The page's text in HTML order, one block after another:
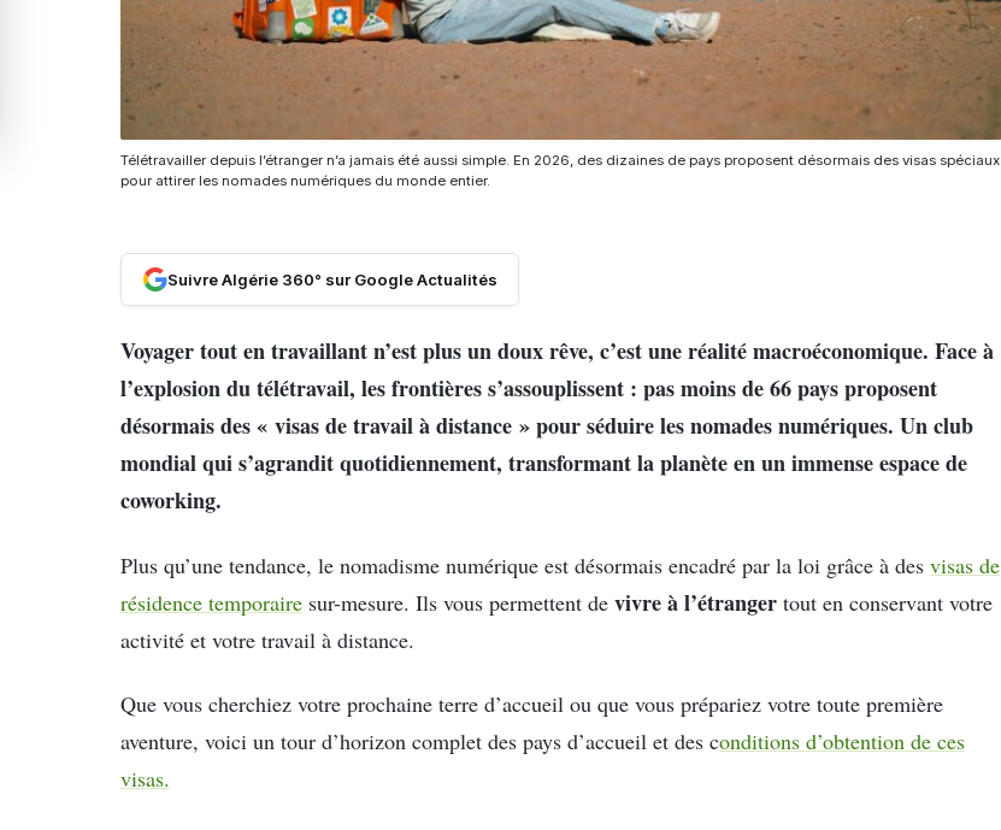
Télétravailler depuis l’étranger n’a jamais été aussi simple. En 2026, des dizaines de pays proposent désormais des visas spéciaux
pour attirer les nomades numériques du monde entier.
Suivre Algérie 360° sur Google Actualités
Voyager tout en travaillant n’est plus un doux rêve, c’est une réalité macroéconomique. Face à
l’explosion du télétravail, les frontières s’assouplissent : pas moins de 66 pays proposent
désormais des « visas de travail à distance » pour séduire les nomades numériques. Un club
mondial qui s’agrandit quotidiennement, transformant la planète en un immense espace de
coworking.
Plus qu’une tendance, le nomadisme numérique est désormais encadré par la loi grâce à des visas de
résidence temporaire sur-mesure. Ils vous permettent de vivre à l’étranger tout en conservant votre
activité et votre travail à distance.
Que vous cherchiez votre prochaine terre d’accueil ou que vous prépariez votre toute première
aventure, voici un tour d’horizon complet des pays d’accueil et des conditions d’obtention de ces
visas.